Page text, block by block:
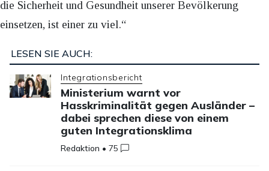
die Sicherheit und Gesundheit unserer Bevölkerung
einsetzen, ist einer zu viel.“
LESEN SIE AUCH:
Integrationsbericht
Ministerium warnt vor
Hasskriminalität gegen Ausländer –
dabei sprechen diese von einem
guten Integrationsklima
Redaktion •75